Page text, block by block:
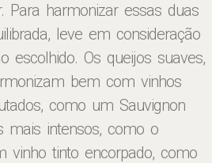
Para harmonizar essas duas
leve em consideração
escolhido. Os queijos suaves,
bem com vinhos
como um Sauvignon
mais intensos, como o
vinho tinto encorpado, como